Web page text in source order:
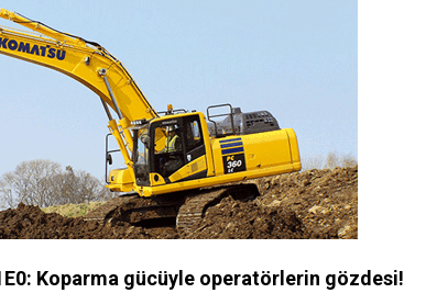
Koparma gücüyle operatörlerin gözdesi!